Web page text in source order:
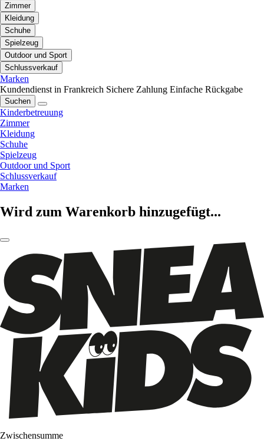
Zimmer
Kleidung
Schuhe
Spielzeug
Outdoor und Sport
Schlussverkauf
Marken
Kundendienst in Frankreich Sichere Zahlung Einfache Rückgabe
Suchen
Kinderbetreuung
Zimmer
Kleidung
Schuhe
Spielzeug
Outdoor und Sport
Schlussverkauf
Marken
Wird zum Warenkorb hinzugefügt...
Zwischensumme